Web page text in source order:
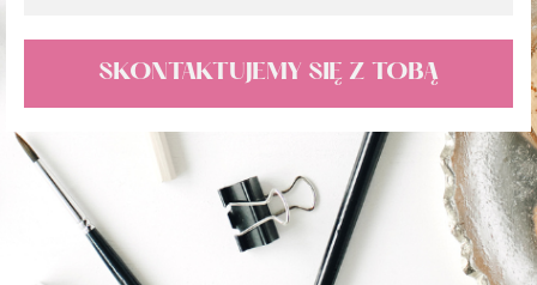
SKONTAKTUJEMY SIĘ Z TOBĄ